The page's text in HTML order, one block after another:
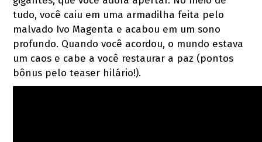
tudo, você caiu em uma armadilha feita pelo
malvado Ivo Magenta e acabou em um sono
profundo. Quando você acordou, o mundo estava
um caos e cabe a você restaurar a paz (pontos
bônus pelo teaser hilário!).